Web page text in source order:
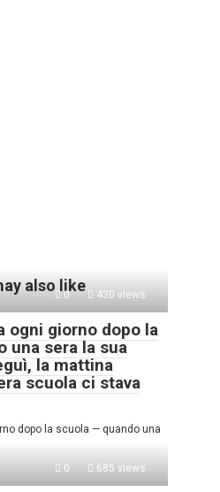
also like
0 430 views
ogni giorno dopo la
una sera la sua
la mattina
scuola ci stava
dopo la scuola — quando una
0 685 views